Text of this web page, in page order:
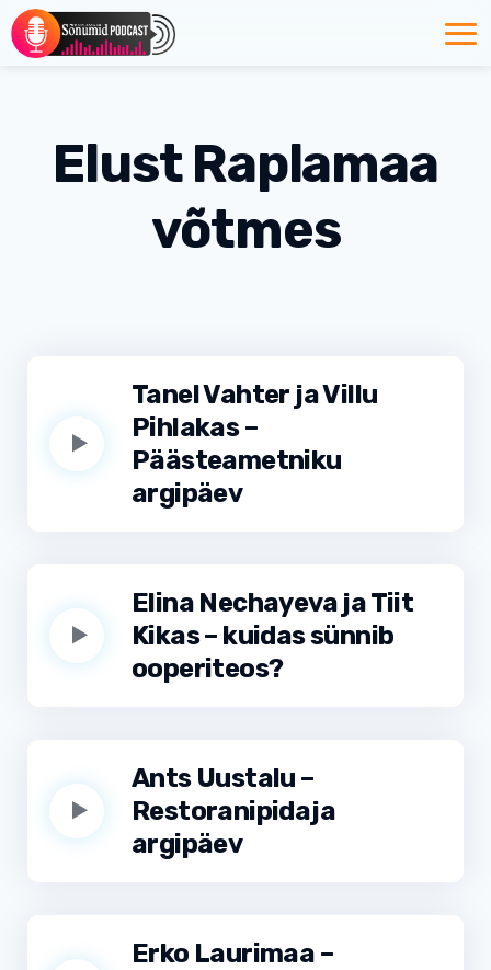
Elust Raplamaa
võtmes
Tanel Vahter ja Villu
Pihlakas –
Päästeametniku
argipäev
Elina Nechayeva ja Tiit
Kikas – kuidas sünnib
ooperiteos?
Ants Uustalu –
Restoranipidaja
argipäev
Erko Laurimaa –